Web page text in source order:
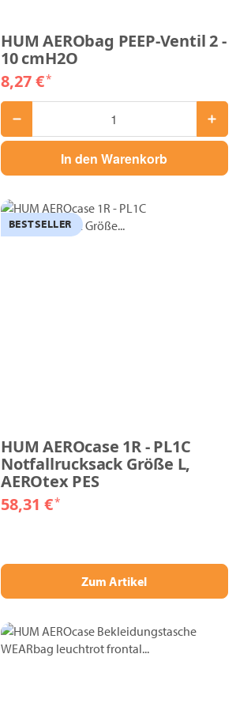
HUM AERObag PEEP-Ventil 2 -
10 cmH2O
8,27 €*
In den Warenkorb
BESTSELLER
HUM AEROcase 1R - PL1C
Notfallrucksack Größe L,
AEROtex PES
58,31 €*
Zum Artikel